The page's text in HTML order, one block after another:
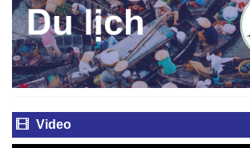
Video